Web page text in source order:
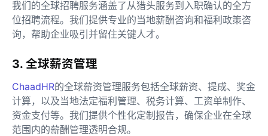
我们的全球招聘服务涵盖了从猎头服务到入职确认的全方
位招聘流程。我们提供专业的当地薪酬咨询和福利政策咨
询，帮助企业吸引并留住关键人才。
3. 全球薪资管理
ChaadHR的全球薪资管理服务包括全球薪资、提成、奖金
计算，以及当地法定福利管理、税务计算、工资单制作、
资金支付等。我们提供个性化定制报告，确保企业在全球
范围内的薪酬管理透明合规。